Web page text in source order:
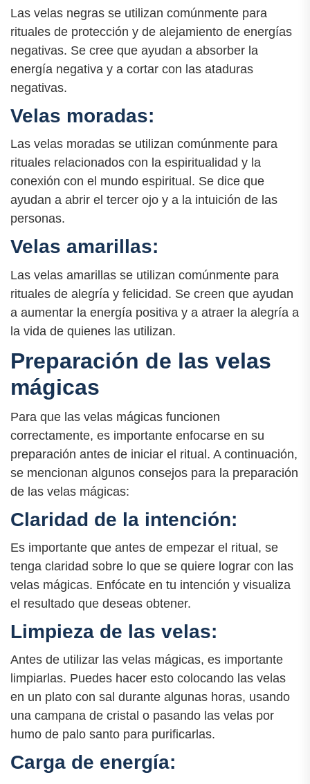
Las velas negras se utilizan comúnmente para
rituales de protección y de alejamiento de energías
negativas. Se cree que ayudan a absorber la
energía negativa y a cortar con las ataduras
negativas.
Velas moradas:
Las velas moradas se utilizan comúnmente para
rituales relacionados con la espiritualidad y la
conexión con el mundo espiritual. Se dice que
ayudan a abrir el tercer ojo y a la intuición de las
personas.
Velas amarillas:
Las velas amarillas se utilizan comúnmente para
rituales de alegría y felicidad. Se creen que ayudan
a aumentar la energía positiva y a atraer la alegría a
la vida de quienes las utilizan.
Preparación de las velas
mágicas
Para que las velas mágicas funcionen
correctamente, es importante enfocarse en su
preparación antes de iniciar el ritual. A continuación,
se mencionan algunos consejos para la preparación
de las velas mágicas:
Claridad de la intención:
Es importante que antes de empezar el ritual, se
tenga claridad sobre lo que se quiere lograr con las
velas mágicas. Enfócate en tu intención y visualiza
el resultado que deseas obtener.
Limpieza de las velas:
Antes de utilizar las velas mágicas, es importante
limpiarlas. Puedes hacer esto colocando las velas
en un plato con sal durante algunas horas, usando
una campana de cristal o pasando las velas por
humo de palo santo para purificarlas.
Carga de energía: